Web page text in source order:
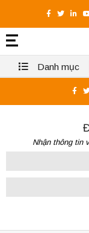
Danh mục
Nhận thông tin